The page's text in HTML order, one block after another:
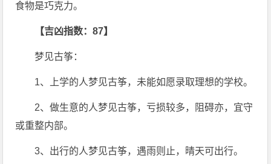
食物是巧克力。
【吉凶指数：87】
梦见古筝：
1、上学的人梦见古筝，未能如愿录取理想的学校。
2、做生意的人梦见古筝，亏损较多，阻碍亦，宜守
或重整内部。
3、出行的人梦见古筝，遇雨则止，晴天可出行。